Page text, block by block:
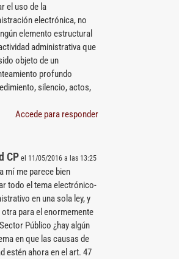
el uso de la
electrónica, no
elemento estructural
administrativa que
objeto de un
profundo
silencio, actos,
Accede para responder
CP el 11/05/2016 a las 13:25
mí me parece bien
todo el tema electrónico-
en una sola ley, y
otra para el enormemente
Público ¿hay algún
en que las causas de
estén ahora en el art. 47